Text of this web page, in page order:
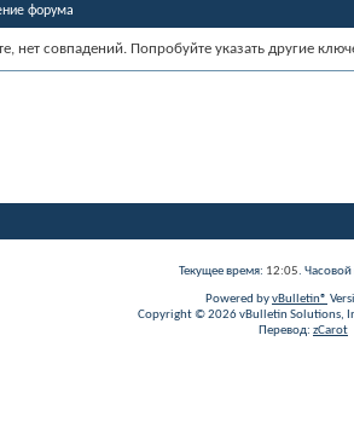
форума
нет совпадений. Попробуйте указать другие
Текущее время: 12:05. Часовой
Powered byvBulletin®
Copyright © 2026 vBulletin Solutions,
Перевод: zCarot